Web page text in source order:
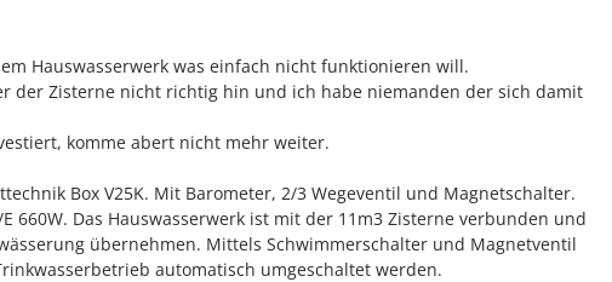
Hauswasserwerk was einfach nicht funktionieren will.
der Zisterne nicht richtig hin und ich habe niemanden der sich damit
komme abert nicht mehr weiter.
Box V25K. Mit Barometer, 2/3 Wegeventil und Magnetschalter.
E 660W. Das Hauswasserwerk ist mit der 11m3 Zisterne verbunden und
übernehmen. Mittels Schwimmerschalter und Magnetventil
automatisch umgeschaltet werden.